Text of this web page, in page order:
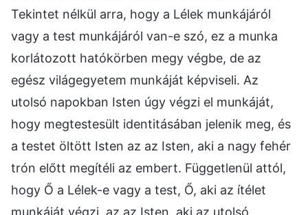
Tekintet nélkül arra, hogy a Lélek munkájáról
vagy a test munkájáról van-e szó, ez a munka
korlátozott hatókörben megy végbe, de az
egész világegyetem munkáját képviseli. Az
utolsó napokban Isten úgy végzi el munkáját,
hogy megtestesült identitásában jelenik meg, és
a testet öltött Isten az az Isten, aki a nagy fehér
trón előtt megítéli az embert. Függetlenül attól,
hogy Ő a Lélek-e vagy a test, Ő, aki az ítélet
munkáját végzi, az az Isten, aki az utolsó